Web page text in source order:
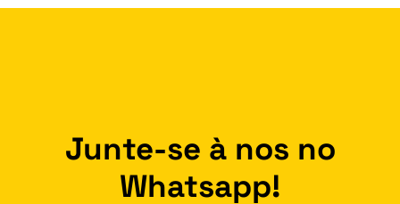
Junte-se à nos no
Whatsapp!